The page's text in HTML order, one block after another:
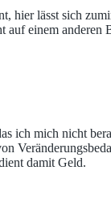
hier lässt sich
auf einem anderen
ich mich nicht
damit Geld.